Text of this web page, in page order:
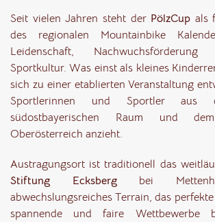
Seit vielen Jahren steht der PölzCup als
des regionalen Mountainbike
Leidenschaft,
Sportkultur. Was einst als kleines
sich zu einer etablierten Veranstaltung
Sportlerinnen und Sportler aus
südostbayerischen Raum und
Oberösterreich anzieht.
Austragungsort ist traditionell das
Stiftung Ecksberg bei
abwechslungsreiches Terrain, das
spannende und faire Wettbewerbe